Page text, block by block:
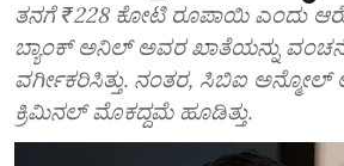
ತನಗೆ ₹228 ಕೋಟಿ ರೂಪಾಯಿ ಎಂದು
ಬ್ಯಾಂಕ್ ಅನಿಲ್ ಅವರ ಖಾತೆಯನ್ನು
ವರ್ಗೀಕರಿಸಿತ್ತು. ನಂತರ, ಸಿಬಿಐ ಅನ್ಮೋಲ್
ಕ್ರಿಮಿನಲ್ ಮೊಕದ್ದಮೆ ಹೂಡಿತ್ತು.